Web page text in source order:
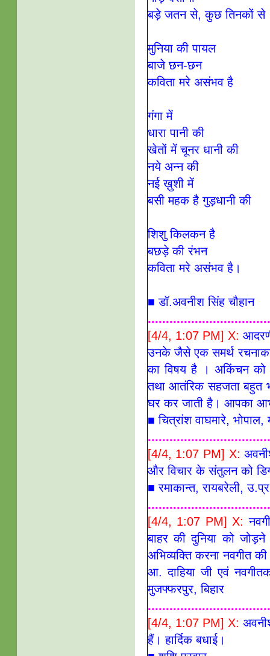
बड़े जतन से, कुछ तिनकों से
मुनिया की पायल
बाजे छन-छन
कविता मरे असंभव है
गंगा में
धारा पानी की
खेतों में चूनर धानी की
नये अन्न की
नई ख़ुशी में
बसी महक है गुड़धानी की
शिशु किलकन है
बछड़े की रंभन
कविता मरे असंभव है।
■ डॉ.अवनीश सिंह चौहान
[4/4, 1:07 PM] X:
उनके जैसे एक समर्थ
का विषय है । अकिंचन को
तथा आतंरिक सहजता बहुत
घर कर जाती है। आपका
■ चित्रांश वाघमारे,
[4/4, 1:07 PM] X:
और विचार के संतुलन को
■ रमाकान्त, रायबरेली,
[4/4, 1:07 PM] X:
बाहर की दुनिया को
अभिव्यक्ति करना नवगीत
आ. दाहिया जी एवं
मुजफ्फरपुर, बिहार
[4/4, 1:07 PM] X:
हैं। हार्दिक बधाई।